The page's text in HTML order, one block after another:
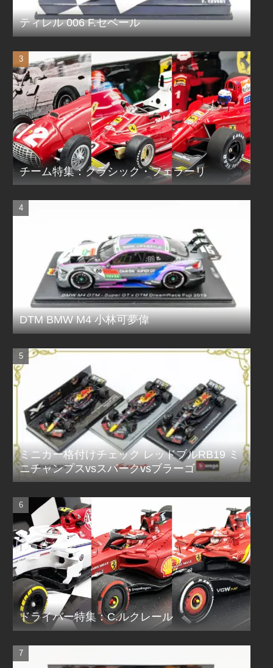
ティレル 006 F.セベール
チーム特集：クラシック・フェラーリ
DTM BMW M4 小林可夢偉
ミニカー格付けチェック レッドブルRB19 ミ
ニチャンプスvsスパークvsブラーゴ
ドライバー特集：C.ルクレール